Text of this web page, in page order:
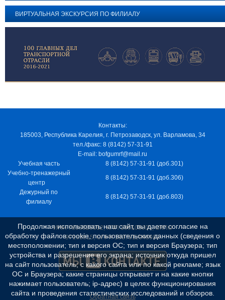
ВИРТУАЛЬНАЯ ЭКСКУРСИЯ ПО ФИЛИАЛУ
Контакты:
185003, Республика Карелия, г. Петрозаводск, ул. Варламова, 34
тел./факс: 8 (8142) 57-31-91
E-mail: bofgumrf@mail.ru
Учебная часть
8 (8142) 57-31-91 (доб.301)
Учебно-тренажерный
центр
8 (8142) 57-31-91 (доб.306)
Дежурный по
филиалу
8 (8142) 57-31-91 (доб.803)
ИНН 7805029012, КПП 100103001, ОКПО
97163915, ОГРН 1037811048989
Обратная связь
Продолжая использовать наш сайт, вы даете согласие на
обработку файлов cookie, пользовательских данных (сведения о
местоположении; тип и версия ОС; тип и версия Браузера; тип
устройства и разрешение его экрана; источник откуда пришел
на сайт пользователь; с какого сайта или по какой рекламе; язык
ОС и Браузера; какие страницы открывает и на какие кнопки
нажимает пользователь; ip-адрес) в целях функционирования
сайта и проведения статистических исследований и обзоров.